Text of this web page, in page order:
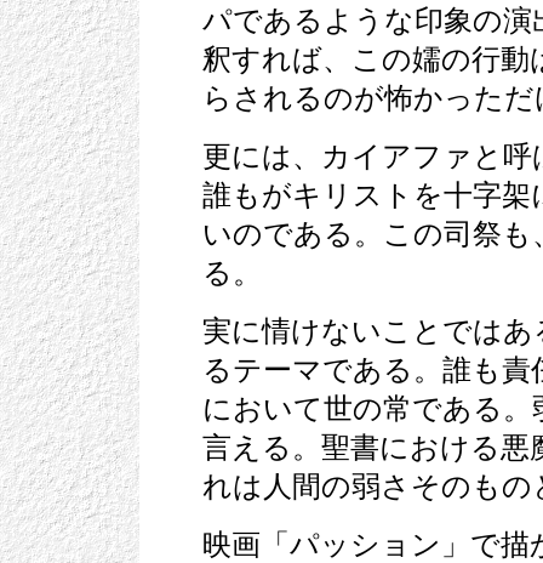
パであるような印象の
釈すれば、この嬬の行
らされるのが怖かった
更には、カイアファと
誰もがキリストを十字
いのである。この司祭
る。
実に情けないことでは
るテーマである。誰も
において世の常である
言える。聖書における
れは人間の弱さそのも
映画「パッション」で